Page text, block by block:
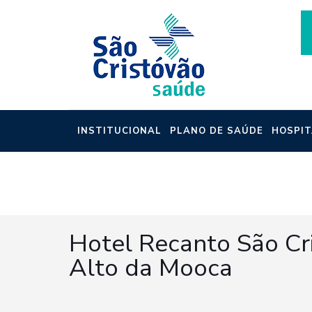
INSTITUCIONAL PLANO DE SAÚDE
Hotel Recanto São
Alto da Mooca